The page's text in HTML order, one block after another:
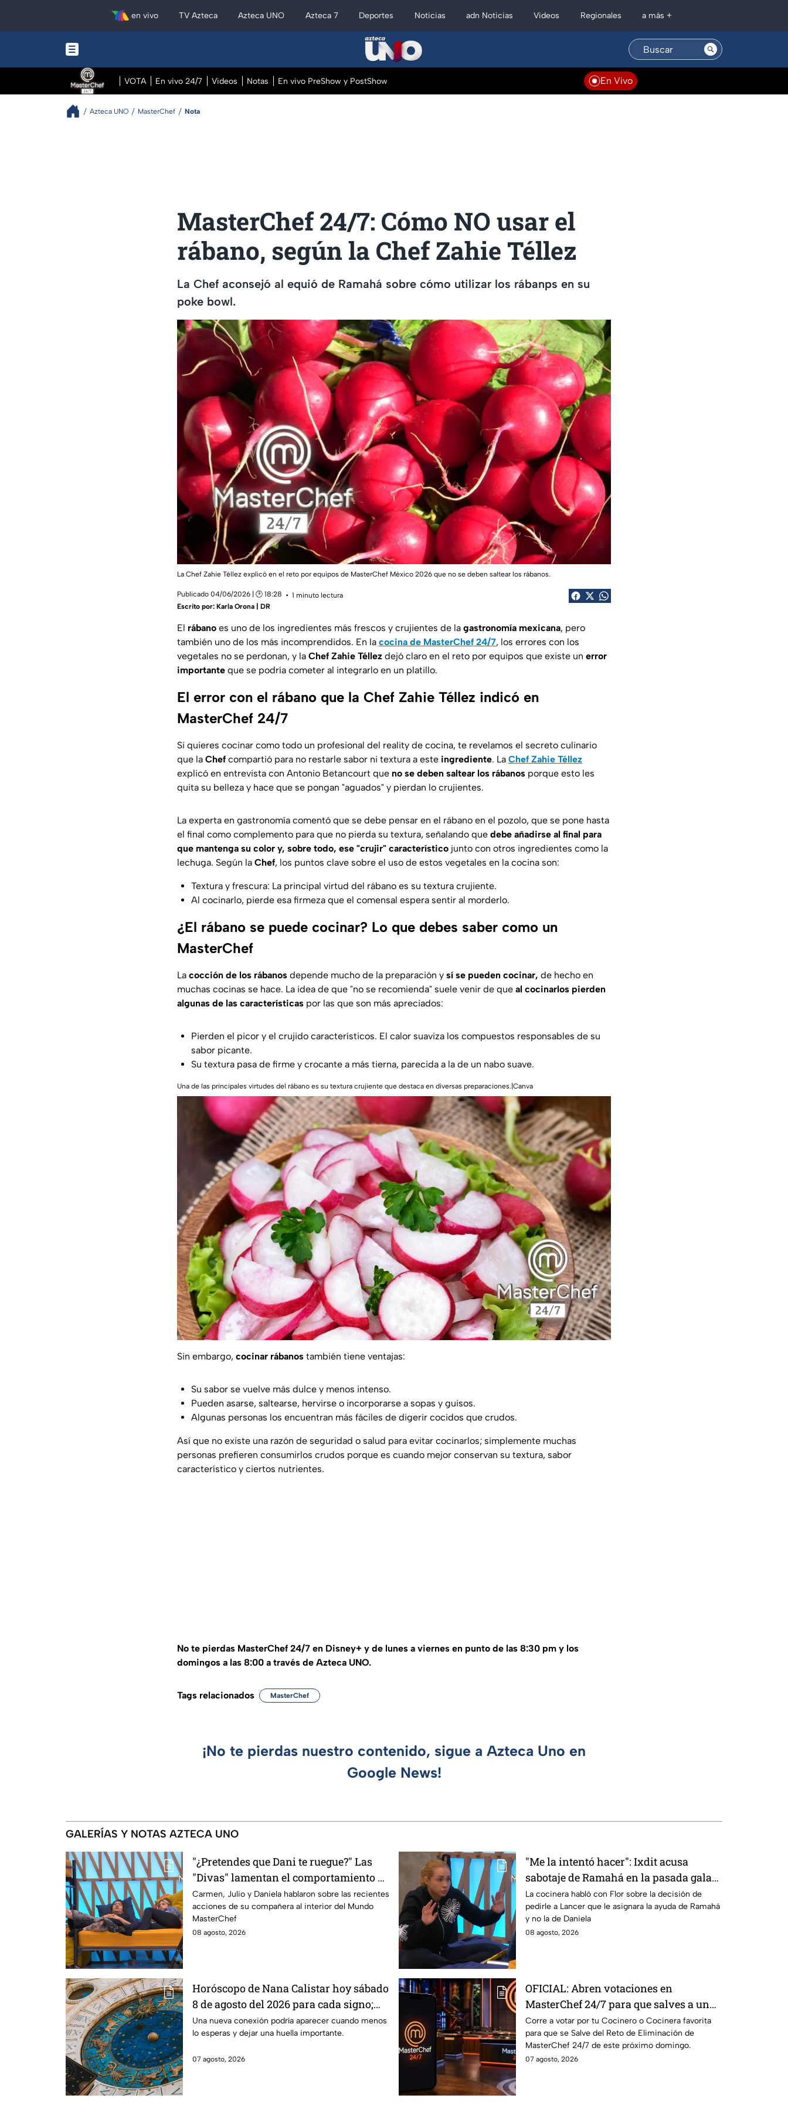
en vivo TV Azteca Azteca UNO Azteca 7 Deportes Noticias adn Noticias Videos Regionales a más +
VOTA En vivo 24/7 Videos Notas En vivo PreShow y PostShow En Vivo
Azteca UNO MasterChef Nota
MasterChef 24/7: Cómo NO usar el
rábano, según la Chef Zahie Téllez
La Chef aconsejó al equió de Ramahá sobre cómo utilizar los rábanps en su
poke bowl.
La Chef Zahie Téllez explicó en el reto por equipos de MasterChef México 2026 que no se deben saltear los rábanos.
Publicado 04/06/2026 | 🕑 18:28
1 minuto lectura
Escrito por: Karla Orona | DR
El rábano es uno de los ingredientes más frescos y crujientes de la gastronomía mexicana, pero
también uno de los más incomprendidos. En la cocina de MasterChef 24/7, los errores con los
vegetales no se perdonan, y la Chef Zahie Téllez dejó claro en el reto por equipos que existe un error
importante que se podría cometer al integrarlo en un platillo.
El error con el rábano que la Chef Zahie Téllez indicó en
MasterChef 24/7
Si quieres cocinar como todo un profesional del reality de cocina, te revelamos el secreto culinario
que la Chef compartió para no restarle sabor ni textura a este ingrediente. La Chef Zahie Téllez
explicó en entrevista con Antonio Betancourt que no se deben saltear los rábanos porque esto les
quita su belleza y hace que se pongan "aguados" y pierdan lo crujientes.
La experta en gastronomía comentó que se debe pensar en el rábano en el pozolo, que se pone hasta
el final como complemento para que no pierda su textura, señalando que debe añadirse al final para
que mantenga su color y, sobre todo, ese "crujir" característico junto con otros ingredientes como la
lechuga. Según la Chef, los puntos clave sobre el uso de estos vegetales en la cocina son:
Textura y frescura: La principal virtud del rábano es su textura crujiente.
Al cocinarlo, pierde esa firmeza que el comensal espera sentir al morderlo.
¿El rábano se puede cocinar? Lo que debes saber como un
MasterChef
La cocción de los rábanos depende mucho de la preparación y sí se pueden cocinar, de hecho en
muchas cocinas se hace. La idea de que "no se recomienda" suele venir de que al cocinarlos pierden
algunas de las características por las que son más apreciados:
Pierden el picor y el crujido característicos. El calor suaviza los compuestos responsables de su
sabor picante.
Su textura pasa de firme y crocante a más tierna, parecida a la de un nabo suave.
Una de las principales virtudes del rábano es su textura crujiente que destaca en diversas preparaciones.|Canva
Sin embargo, cocinar rábanos también tiene ventajas:
Su sabor se vuelve más dulce y menos intenso.
Pueden asarse, saltearse, hervirse o incorporarse a sopas y guisos.
Algunas personas los encuentran más fáciles de digerir cocidos que crudos.
Así que no existe una razón de seguridad o salud para evitar cocinarlos; simplemente muchas
personas prefieren consumirlos crudos porque es cuando mejor conservan su textura, sabor
característico y ciertos nutrientes.
No te pierdas MasterChef 24/7 en Disney+ y de lunes a viernes en punto de las 8:30 pm y los
domingos a las 8:00 a través de Azteca UNO.
Tags relacionados MasterChef
¡No te pierdas nuestro contenido, sigue a Azteca Uno en
Google News!
GALERÍAS Y NOTAS AZTECA UNO
"¿Pretendes que Dani te ruegue?" Las
"Divas" lamentan el comportamiento de
Michelle en MasterChef 24/7
Carmen, Julio y Daniela hablaron sobre las recientes
acciones de su compañera al interior del Mundo
MasterChef
08 agosto, 2026
"Me la intentó hacer": Ixdit acusa
sabotaje de Ramahá en la pasada gala
de salvación de MasterChef 24/7
La cocinera habló con Flor sobre la decisión de
pedirle a Lancer que le asignara la ayuda de Ramahá
y no la de Daniela
08 agosto, 2026
Horóscopo de Nana Calistar hoy sábado
8 de agosto del 2026 para cada signo;
una conexión inesperada podría
transformar tus próximos días
Una nueva conexión podría aparecer cuando menos
lo esperas y dejar una huella importante.
07 agosto, 2026
OFICIAL: Abren votaciones en
MasterChef 24/7 para que salves a un
Cocinero del Reto de Eliminación de
este domingo
Corre a votar por tu Cocinero o Cocinera favorita
para que se Salve del Reto de Eliminación de
MasterChef 24/7 de este próximo domingo.
07 agosto, 2026